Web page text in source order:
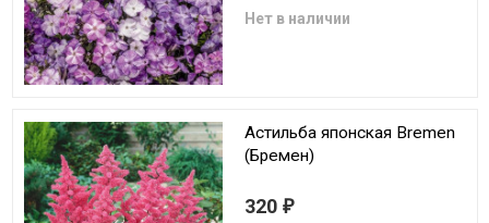
Нет в наличии
Астильба японская Bremen
(Бремен)
320 ₽